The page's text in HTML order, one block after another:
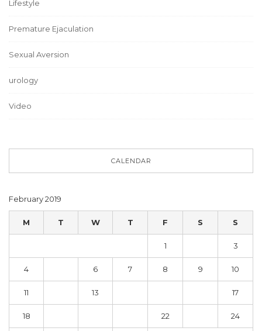
Lifestyle
Premature Ejaculation
Sexual Aversion
urology
Video
CALENDAR
February 2019
M T W T F S S
1 3
4 6 7 8 9 10
11 13 17
18 22 24